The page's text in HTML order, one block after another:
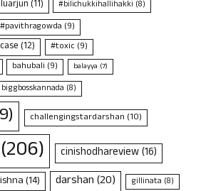
(11) #bilichukkihallihakki (8)
#pavithragowda (9)
(12) #toxic(9)
bahubali (9) balayya (7)
biggbosskannada (8)
challengingstardarshan (10)
(206) cinishodhareview(16)
(14) darshan(20) gillinata (8)